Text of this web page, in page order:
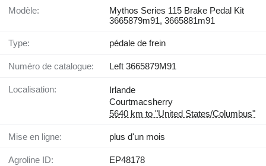
Modèle:
Mythos Series 115 Brake Pedal Kit
3665879m91, 3665881m91
Type: pédale de frein
Numéro de catalogue: Left 3665879M91
Localisation:
Irlande
Courtmacsherry
5640 km to "United States/Columbus"
Mise en ligne: plus d'un mois
Agroline ID: EP48178